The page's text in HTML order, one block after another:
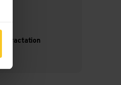
rétractation